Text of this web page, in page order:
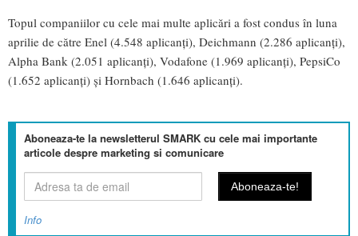
Topul companiilor cu cele mai multe aplicări a fost condus în luna
aprilie de către Enel (4.548 aplicanți), Deichmann (2.286 aplicanți),
Alpha Bank (2.051 aplicanți), Vodafone (1.969 aplicanți), PepsiCo
(1.652 aplicanți) și Hornbach (1.646 aplicanți).
Aboneaza-te la newsletterul SMARK cu cele mai importante
articole despre marketing si comunicare
Info